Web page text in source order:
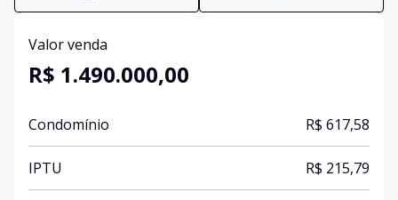
Valor venda
R$ 1.490.000,00
Condomínio R$ 617,58
IPTU R$ 215,79